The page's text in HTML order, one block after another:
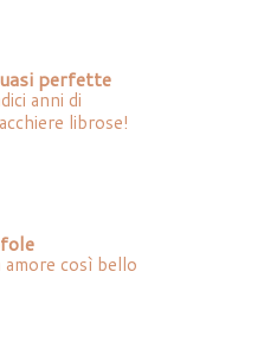
perfette
anni di
librose!
amore così bello